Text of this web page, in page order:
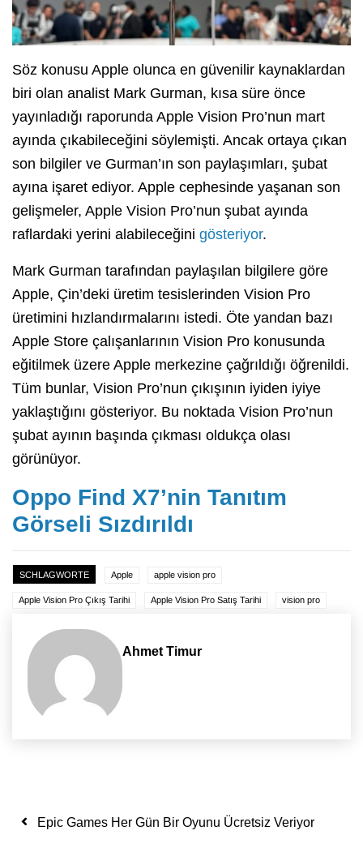
Söz konusu Apple olunca en güvenilir kaynaklardan
biri olan analist Mark Gurman, kısa süre önce
yayınladığı raporunda Apple Vision Pro’nun mart
ayında çıkabileceğini söylemişti. Ancak ortaya çıkan
son bilgiler ve Gurman’ın son paylaşımları, şubat
ayına işaret ediyor. Apple cephesinde yaşanan son
gelişmeler, Apple Vision Pro’nun şubat ayında
raflardaki yerini alabileceğini gösteriyor.
Mark Gurman tarafından paylaşılan bilgilere göre
Apple, Çin’deki üretim tesislerinden Vision Pro
üretimini hızlandırmalarını istedi. Öte yandan bazı
Apple Store çalışanlarının Vision Pro konusunda
eğitilmek üzere Apple merkezine çağrıldığı öğrenildi.
Tüm bunlar, Vision Pro’nun çıkışının iyiden iyiye
yaklaştığını gösteriyor. Bu noktada Vision Pro’nun
şubat ayının başında çıkması oldukça olası
görünüyor.
Oppo Find X7’nin Tanıtım
Görseli Sızdırıldı
SCHLAGWORTE Apple apple vision pro
Apple Vision Pro Çıkış Tarihi Apple Vision Pro Satış Tarihi vision pro
Ahmet Timur
Yazı dolaşımı
Epic Games Her Gün Bir Oyunu Ücretsiz Veriyor